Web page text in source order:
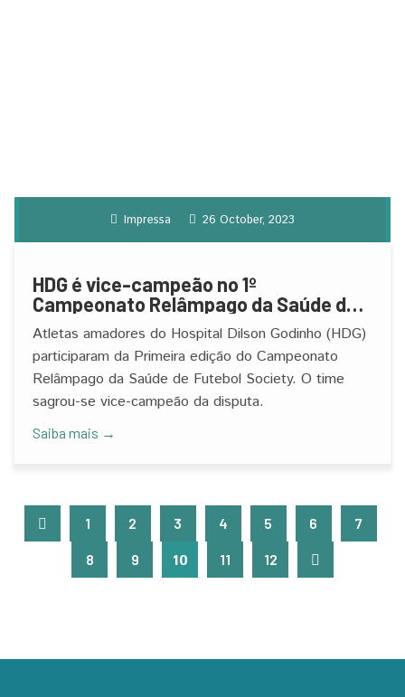
Impressa 26 October, 2023
HDG é vice-campeão no 1º
Campeonato Relâmpago da Saúde de
Futebol Society
Atletas amadores do Hospital Dilson Godinho (HDG)
participaram da Primeira edição do Campeonato
Relâmpago da Saúde de Futebol Society. O time
sagrou-se vice-campeão da disputa.
Saiba mais →
1 2 3 4 5 6 7
8 9 10 11 12